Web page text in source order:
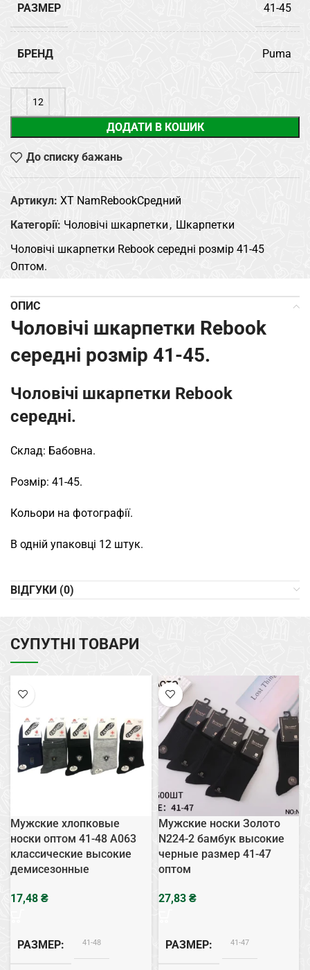
РАЗМЕР 41-45
БРЕНД Puma
ДОДАТИ В КОШИК
До списку бажань
Артикул: XT NamRebookСредний
Категорії: Чоловічі шкарпетки , Шкарпетки
Чоловічі шкарпетки Rebook середні розмір 41-45
Оптом.
ОПИС
Чоловічі шкарпетки Rebook
середні розмір 41-45.
Чоловічі шкарпетки Rebook
середні.
Склад: Бабовна.
Розмір: 41-45.
Кольори на фотографії.
В одній упаковці 12 штук.
ВІДГУКИ (0)
СУПУТНІ ТОВАРИ
Мужские хлопковые
носки оптом 41-48 А063
классические высокие
демисезонные
₴
РАЗМЕР 41-48
Мужские носки Золото
N224-2 бамбук высокие
черные размер 41-47
оптом
₴
РАЗМЕР 41-47